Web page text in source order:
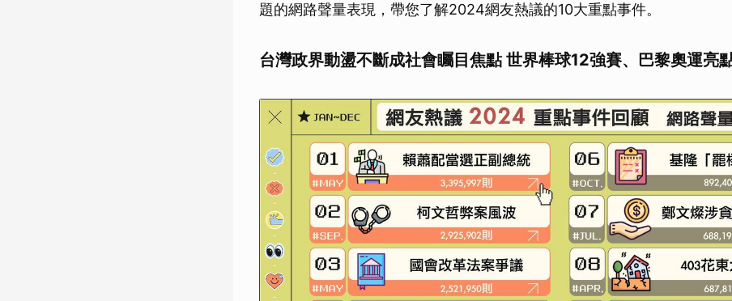
題的網路聲量表現，帶您了解2024網友熱議的10大重點事件。
台灣政界動盪不斷成社會矚目焦點 世界棒球12強賽、巴黎奧運亮